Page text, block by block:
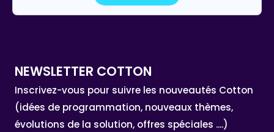
NEWSLETTER COTTON
Inscrivez-vous pour suivre les nouveautés Cotton
(idées de programmation, nouveaux thèmes,
évolutions de la solution, offres spéciales ....)